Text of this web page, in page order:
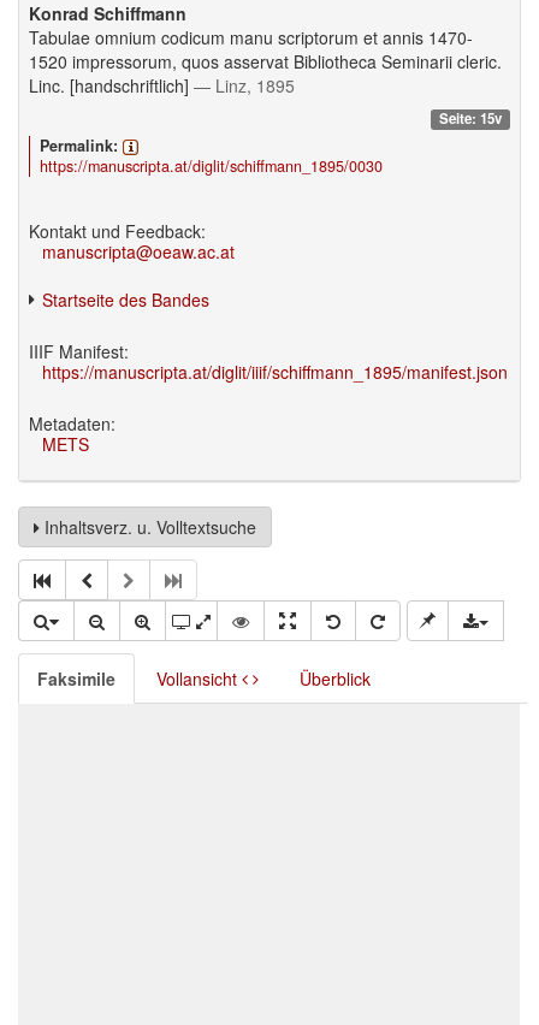
Konrad Schiffmann
Tabulae omnium codicum manu scriptorum et annis 1470-
1520 impressorum, quos asservat Bibliotheca Seminarii cleric.
Linc. [handschriftlich] — Linz, 1895
Seite: 15v
Permalink:
https://manuscripta.at/diglit/schiffmann_1895/0030
Kontakt und Feedback:
manuscripta@oeaw.ac.at
Startseite des Bandes
IIIF Manifest:
https://manuscripta.at/diglit/iiif/schiffmann_1895/manifest.json
Metadaten:
METS
Inhaltsverz. u. Volltextsuche
Faksimile Vollansicht Überblick